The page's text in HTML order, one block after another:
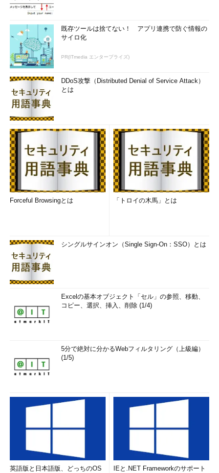
既存ツールは捨てない！ アプリ連携で防ぐ情報の
サイロ化
PR(ITmedia エンタープライズ)
DDoS攻撃（Distributed Denial of Service Attack）
とは
Forceful Browsingとは 「トロイの木馬」とは
シングルサインオン（Single Sign-On：SSO）とは
Excelの基本オブジェクト「セル」の参照、移動、
コピー、選択、挿入、削除 (1/4)
5分で絶対に分かるWebフィルタリング（上級編）
(1/5)
英語版と日本語版、どっちのOS
IEと.NET Frameworkのサポート